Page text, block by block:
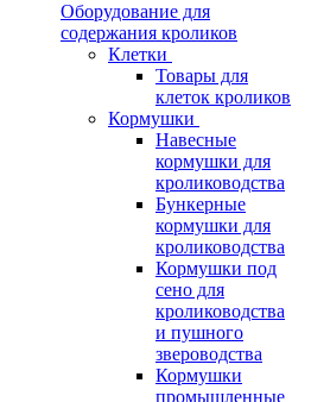
Оборудование для
содержания кроликов
Клетки
Товары для
клеток кроликов
Кормушки
Навесные
кормушки для
кролиководства
Бункерные
кормушки для
кролиководства
Кормушки под
сено для
кролиководства
и пушного
звероводства
Кормушки
промышленные